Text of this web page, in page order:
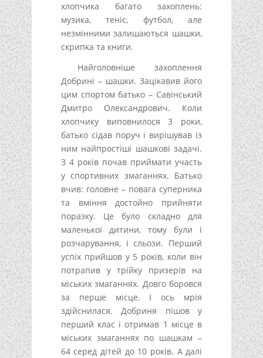
хлопчика багато захоплень:
музика, теніс, футбол, але
незмінними залишаються шашки,
скрипка та книги.
Найголовніше захоплення
Добрині – шашки. Зацікавив його
цим спортом батько – Савінський
Дмитро Олександрович. Коли
хлопчику виповнилося 3 роки,
батько сідав поруч і вирішував із
ним найпростіші шашкові задачі.
З 4 років почав приймати участь
у спортивних змаганнях. Батько
вчив: головне – повага суперника
та вміння достойно прийняти
поразку. Це було складно для
маленької дитини, тому були і
розчарування, і сльози. Перший
успіх прийшов у 5 років, коли він
потрапив у трійку призерів на
міських змаганнях. Довго боровся
за перше місце. І ось мрія
здійснилася. Добриня пішов у
перший клас і отримав 1 місце в
міських змаганнях по шашкам –
64 серед дітей до 10 років. А далі